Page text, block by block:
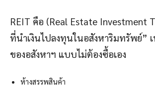
REIT คือ (Real Estate Investment
ที่นำเงินไปลงทุนในอสังหาริมทรัพย์”
ของอสังหาฯ แบบไม่ต้องซื้อเอง
ห้างสรรพสินค้า